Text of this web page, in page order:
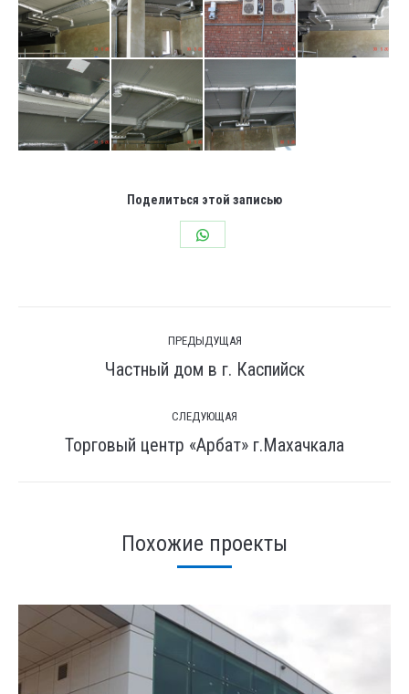
Поделиться этой записью
комментариям
ПРЕДЫДУЩАЯ
Предыдущая
Частный дом в г. Каспийск
СЛЕДУЮЩАЯ
След.
Торговый центр «Арбат» г.Махачкала
Похожие проекты